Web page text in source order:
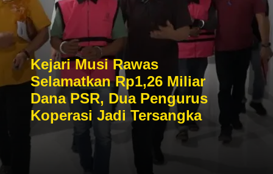
Kejari Musi Rawas
Selamatkan Rp1,26 Miliar
Dana PSR, Dua Pengurus
Koperasi Jadi Tersangka